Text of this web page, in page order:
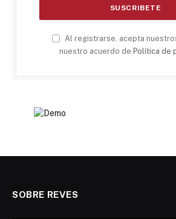
Al registrarse, acepta
nuestro acuerdo de Política de
SOBRE REVES